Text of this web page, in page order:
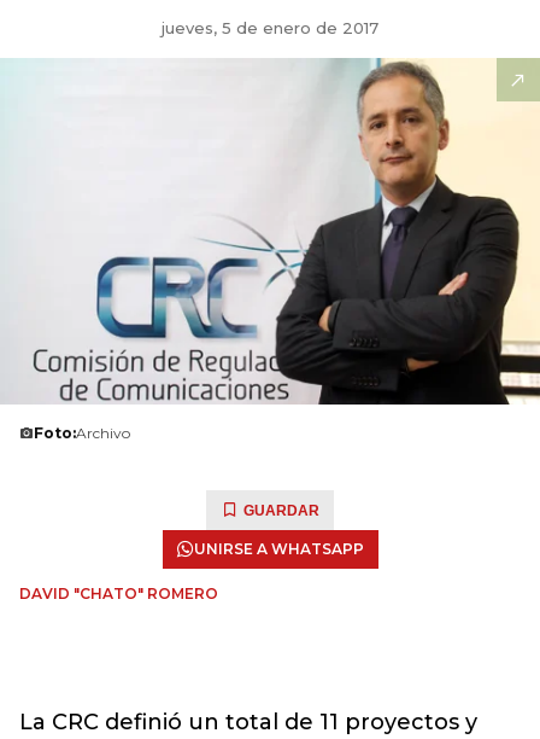
jueves, 5 de enero de 2017
Foto:Archivo
GUARDAR
UNIRSE A WHATSAPP
DAVID "CHATO" ROMERO
La CRC definió un total de 11 proyectos y